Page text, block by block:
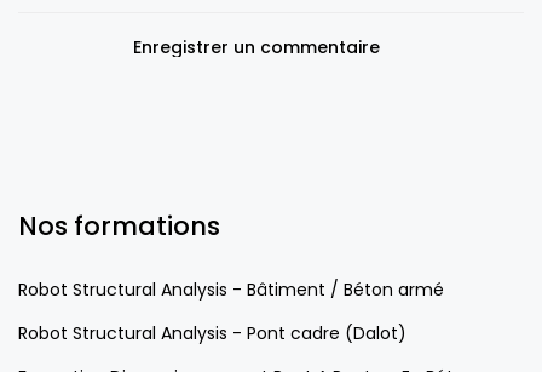
Enregistrer un commentaire
Nos formations
Robot Structural Analysis - Bâtiment / Béton armé
Robot Structural Analysis - Pont cadre (Dalot)